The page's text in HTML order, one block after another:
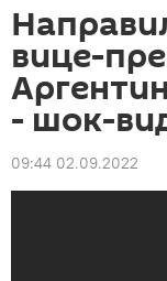
вице-
- шок-
09:44 02.09.2022